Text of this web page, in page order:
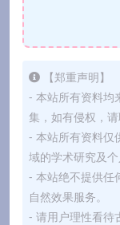
【郑重声明】
- 本站所有资料均
集，如有侵权，请
- 本站所有资料仅
域的学术研究及个
- 本站绝不提供任
自然效果服务。
- 请用户理性看待